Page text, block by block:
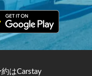
はCarstay